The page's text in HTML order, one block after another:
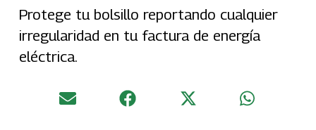
Protege tu bolsillo reportando cualquier
irregularidad en tu factura de energía
eléctrica.